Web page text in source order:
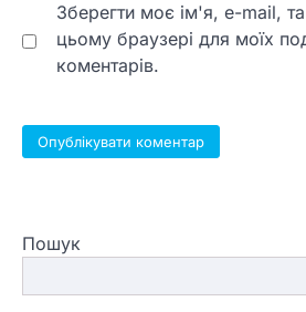
Зберегти моє ім'я, e-mail,
цьому браузері для моїх
коментарів.
Пошук